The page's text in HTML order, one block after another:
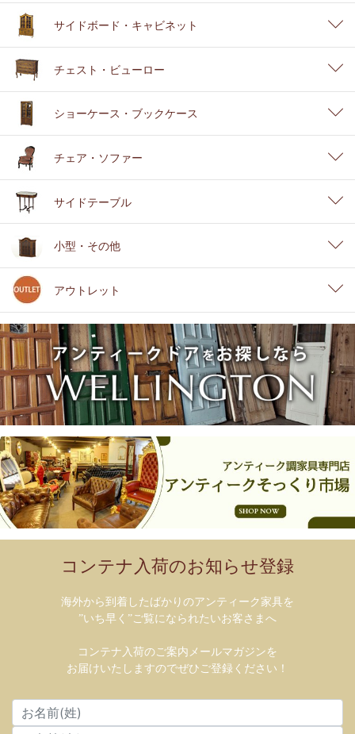
サイドボード・キャビネット
チェスト・ビューロー
ショーケース・ブックケース
チェア・ソファー
サイドテーブル
小型・その他
アウトレット
コンテナ入荷のお知らせ登録
海外から到着したばかりのアンティーク家具を
”いち早く”ご覧になられたいお客さまへ
コンテナ入荷のご案内メールマガジンを
お届けいたしますのでぜひご登録ください！